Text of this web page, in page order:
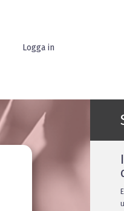
Logga in